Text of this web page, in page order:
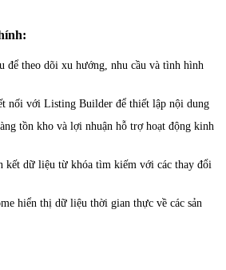
để theo dõi xu hướng, nhu cầu và tình hình
nối với Listing Builder để thiết lập nội dung
tồn kho và lợi nhuận hỗ trợ hoạt động kinh
kết dữ liệu từ khóa tìm kiếm với các thay đổi
hiển thị dữ liệu thời gian thực về các sản